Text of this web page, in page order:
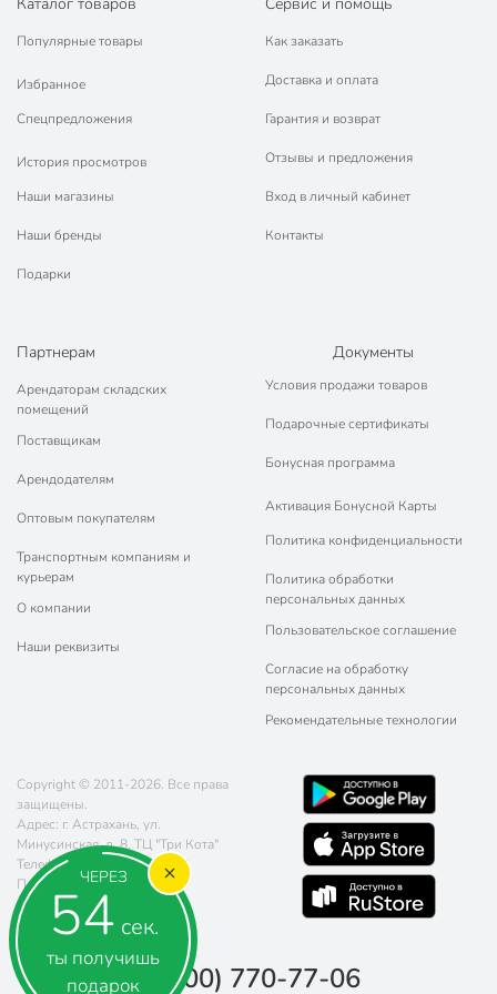
ЧЕРЕЗ
54 сек.
ты получишь
подарок
Популярные товары
Избранное
Спецпредложения
История просмотров
Наши магазины
Наши бренды
Подарки
Как заказать
Доставка и оплата
Гарантия и возврат
Отзывы и предложения
Вход в личный кабинет
Контакты
Партнерам
Арендаторам складских
помещений
Поставщикам
Арендодателям
Оптовым покупателям
Транспортным компаниям и
курьерам
О компании
Наши реквизиты
Документы
Условия продажи товаров
Подарочные сертификаты
Бонусная программа
Активация Бонусной Карты
Политика конфиденциальности
Политика обработки
персональных данных
Пользовательское соглашение
Согласие на обработку
персональных данных
Рекомендательные технологии
Copyright © 2011-2026. Все права
защищены.
Адрес: г. Астрахань, ул.
Минусинская, д. 8, ТЦ "Три Кота"
Телефон:
8 (800) 770-77-06
Почта:
sales@poryadok.ru
8 (800) 770-77-06